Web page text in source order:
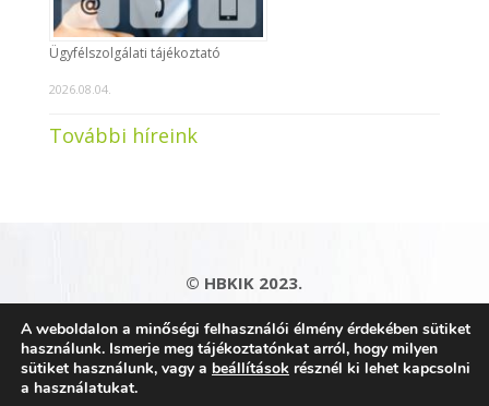
Ügyfélszolgálati tájékoztató
2026.08.04.
További híreink
© HBKIK 2023.
Adatkezelési tájékoztató|Impresszum|
Kapcsolat|Honlaptérkép
A weboldalon a minőségi felhasználói élmény érdekében sütiket
használunk. Ismerje meg tájékoztatónkat arról, hogy milyen
sütiket használunk, vagy a beállítások résznél ki lehet kapcsolni
a használatukat.